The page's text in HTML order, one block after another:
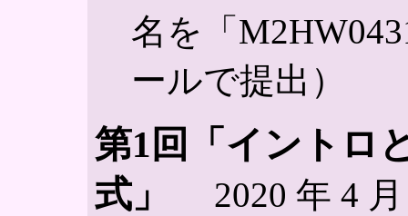
名を「
ールで提出）
第1回「イントロ
式」
2020 年 4 月